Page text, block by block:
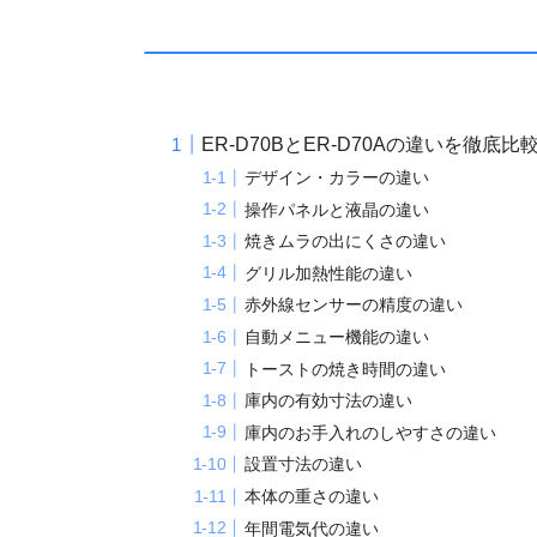
ER-D70BとER-D70Aの違いを徹底比較
デザイン・カラーの違い
操作パネルと液晶の違い
焼きムラの出にくさの違い
グリル加熱性能の違い
赤外線センサーの精度の違い
自動メニュー機能の違い
トーストの焼き時間の違い
庫内の有効寸法の違い
庫内のお手入れのしやすさの違い
設置寸法の違い
本体の重さの違い
年間電気代の違い